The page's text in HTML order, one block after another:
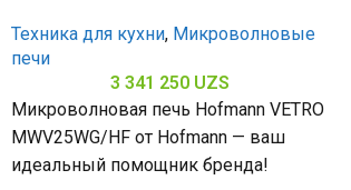
Техника для кухни, Микроволновые
печи
3 341 250 UZS
Микроволновая печь Hofmann VETRO
MWV25WG/HF от Hofmann — ваш
идеальный помощник бренда!